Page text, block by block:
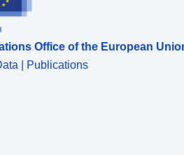
Office of the European
| Publications